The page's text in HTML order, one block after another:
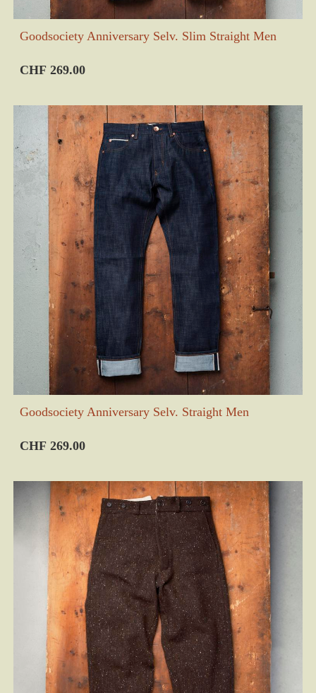
Goodsociety Anniversary Selv. Slim Straight Men
CHF 269.00
Goodsociety Anniversary Selv. Straight Men
CHF 269.00